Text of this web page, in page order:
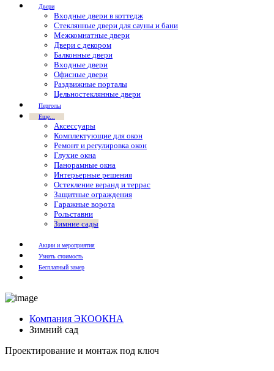
Двери
Входные двери в коттедж
Стеклянные двери для сауны и бани
Межкомнатные двери
Двери с декором
Балконные двери
Входные двери
Офисные двери
Раздвижные порталы
Цельностеклянные двери
Перголы
Еще...
Аксессуары
Комплектующие для окон
Ремонт и регулировка окон
Глухие окна
Панорамные окна
Интерьерные решения
Остекление веранд и террас
Защитные ограждения
Гаражные ворота
Рольставни
Зимние сады
Акции и мероприятия
Узнать стоимость
Бесплатный замер
Компания ЭКООКНА
Зимний сад
Проектирование и монтаж под ключ